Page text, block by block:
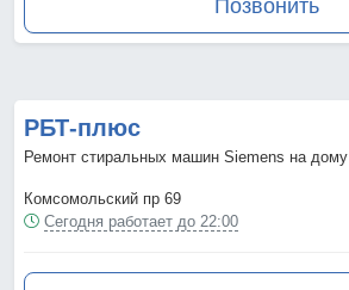
Позвонить
РБТ-плюс
Ремонт стиральных машин Siemens на дому
Комсомольский пр 69
Сегодня работает до 22:00